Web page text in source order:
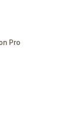
Pro